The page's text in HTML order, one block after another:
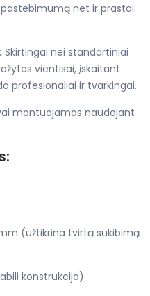
net ir prastai
Skirtingai nei standartiniai
vientisai, įskaitant
profesionaliai ir tvarkingai.
montuojamas naudojant
(užtikrina tvirtą sukibimą
konstrukcija)